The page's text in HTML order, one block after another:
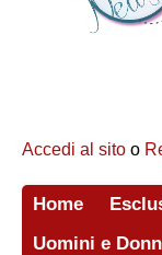
Accedi al sito o
Home
Uomini e